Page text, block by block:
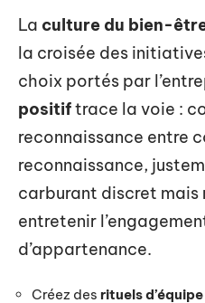
La culture du bien-
la croisée des
choix portés par
positiftrace la voie :
reconnaissance entre
reconnaissance,
carburant discret
entretenir
d’appartenance.
Créez des rituels d’équipe